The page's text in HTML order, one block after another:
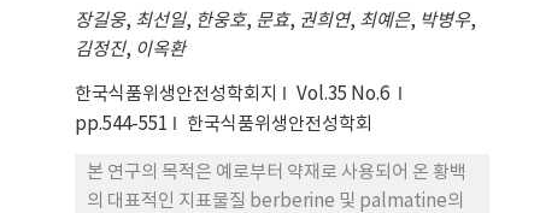
재현성으로 정 량분석이 가능하였으며, 건강기능식
품 소재로의 품질관리에 기여할 수 있을 것으로 판단
수 있었다. XTT 세포독성 평가 결과, RAW 264.7 세
포와 HaCaT 세포 모두 3.13, 6.25, 12.5 μg/mL의 농
도에서 독성이 없음을 확인하였다. NO 생성 억제능
평가와 ELISA kit를 이용한 실험 결과 황백 시료가 발
효됨에 따 라 염증반응 매개물질인 NO의 생성량이
감소하고 IL-6와 IL-1β의 발현이 현저하게 감소함을
확인할 수 있었다. 발효 전후 황백 추출물의
장길웅, 최선일, 한웅호, 문효, 권희연, 최예은, 박병우,
김정진, 이옥환
한국식품위생안전성학회지
Vol.35 No.6
pp.544-551
한국식품위생안전성학회
본 연구의 목적은 예로부터 약재로 사용되어 온 황백
의 대표적인 지표물질 berberine 및 palmatine의